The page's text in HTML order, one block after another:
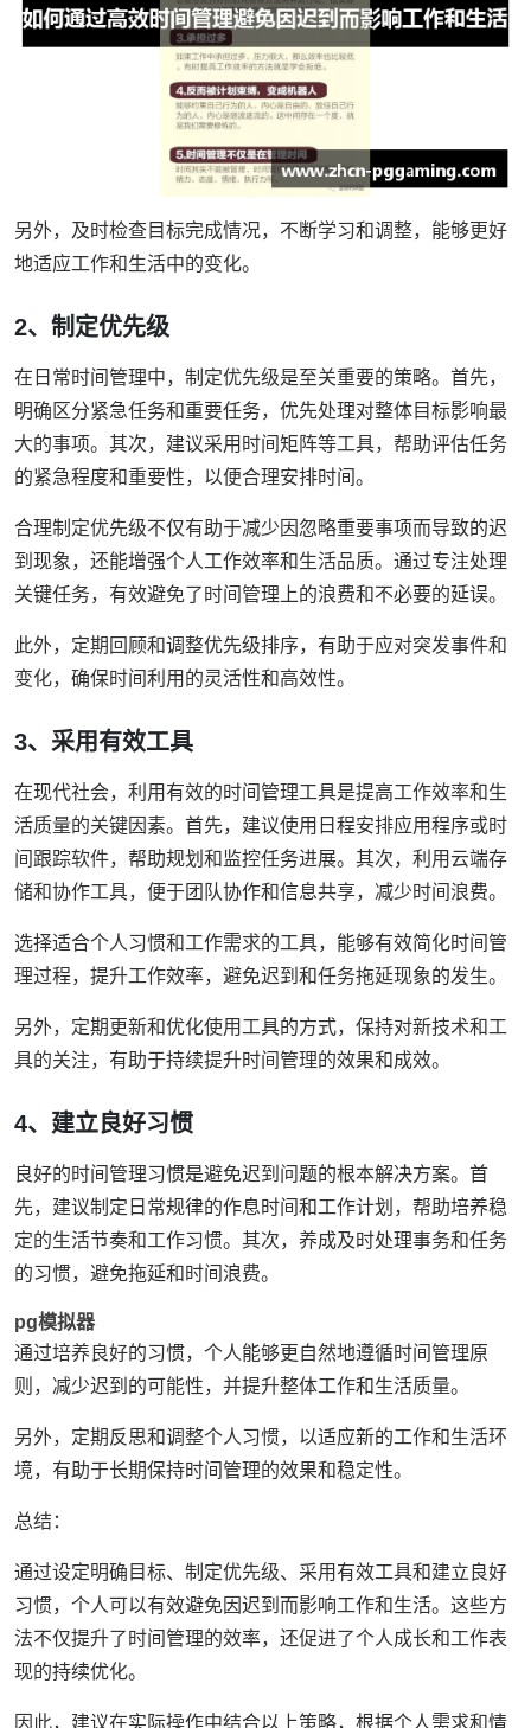
另外，及时检查目标完成情况，不断学习和调整，能够更好
地适应工作和生活中的变化。
2、制定优先级
在日常时间管理中，制定优先级是至关重要的策略。首先，
明确区分紧急任务和重要任务，优先处理对整体目标影响最
大的事项。其次，建议采用时间矩阵等工具，帮助评估任务
的紧急程度和重要性，以便合理安排时间。
合理制定优先级不仅有助于减少因忽略重要事项而导致的迟
到现象，还能增强个人工作效率和生活品质。通过专注处理
关键任务，有效避免了时间管理上的浪费和不必要的延误。
此外，定期回顾和调整优先级排序，有助于应对突发事件和
变化，确保时间利用的灵活性和高效性。
3、采用有效工具
在现代社会，利用有效的时间管理工具是提高工作效率和生
活质量的关键因素。首先，建议使用日程安排应用程序或时
间跟踪软件，帮助规划和监控任务进展。其次，利用云端存
储和协作工具，便于团队协作和信息共享，减少时间浪费。
选择适合个人习惯和工作需求的工具，能够有效简化时间管
理过程，提升工作效率，避免迟到和任务拖延现象的发生。
另外，定期更新和优化使用工具的方式，保持对新技术和工
具的关注，有助于持续提升时间管理的效果和成效。
4、建立良好习惯
良好的时间管理习惯是避免迟到问题的根本解决方案。首
先，建议制定日常规律的作息时间和工作计划，帮助培养稳
定的生活节奏和工作习惯。其次，养成及时处理事务和任务
的习惯，避免拖延和时间浪费。
pg模拟器
通过培养良好的习惯，个人能够更自然地遵循时间管理原
则，减少迟到的可能性，并提升整体工作和生活质量。
另外，定期反思和调整个人习惯，以适应新的工作和生活环
境，有助于长期保持时间管理的效果和稳定性。
总结：
通过设定明确目标、制定优先级、采用有效工具和建立良好
习惯，个人可以有效避免因迟到而影响工作和生活。这些方
法不仅提升了时间管理的效率，还促进了个人成长和工作表
现的持续优化。
因此，建议在实际操作中结合以上策略，根据个人需求和情